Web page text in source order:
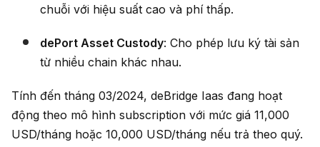
chuỗi với hiệu suất cao và phí thấp.
dePort Asset Custody: Cho phép lưu ký tài sản
từ nhiều chain khác nhau.
Tính đến tháng 03/2024, deBridge Iaas đang hoạt
động theo mô hình subscription với mức giá 11,000
USD/tháng hoặc 10,000 USD/tháng nếu trả theo quý.